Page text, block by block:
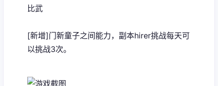
比武
[新增]门新童子之间能力，副本hirer挑战每天可
以挑战3次。